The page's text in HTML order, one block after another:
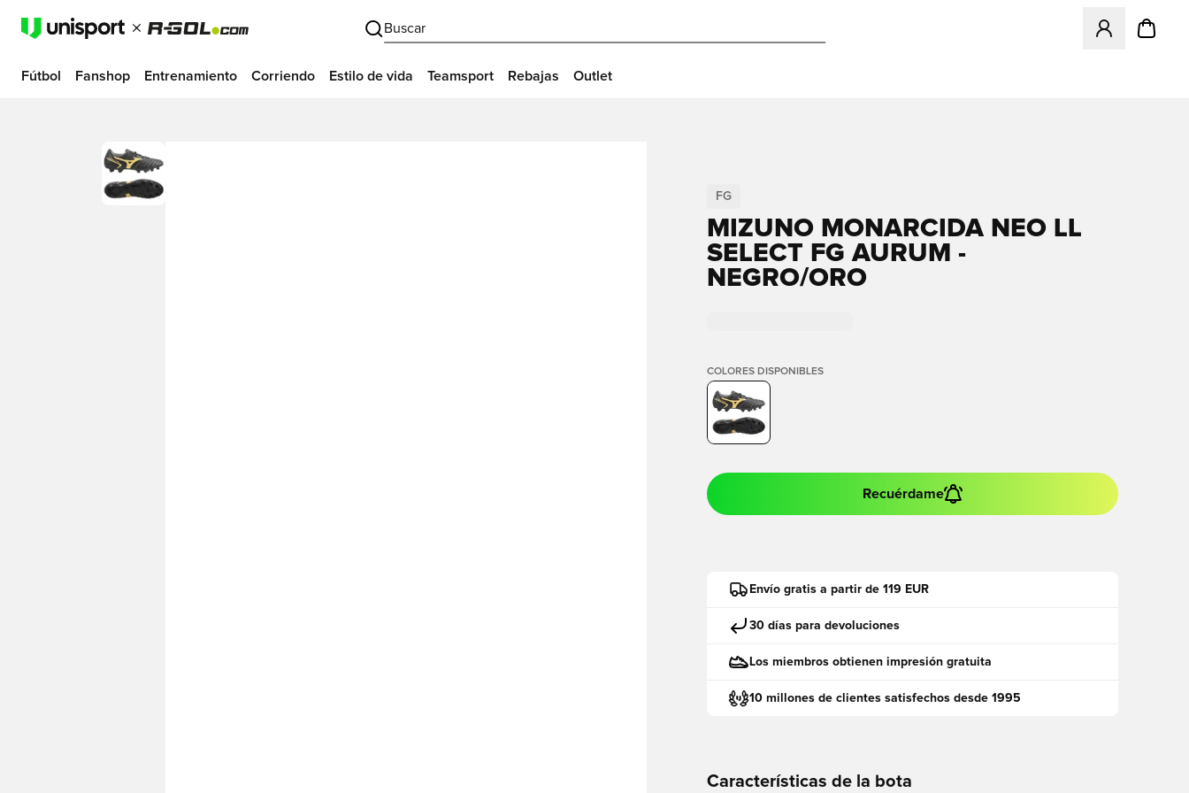
Buscar
Abre un modal
Fútbol Fanshop Entrenamiento Corriendo Estilo de vida Teamsport Rebajas Outlet
FG
MIZUNO MONARCIDA NEO LL
SELECT FG AURUM -
NEGRO/ORO
COLORES DISPONIBLES
Recuérdame
Envío gratis a partir de 119 EUR
30 días para devoluciones
Los miembros obtienen impresión gratuita
10 millones de clientes satisfechos desde 1995
Características de la bota